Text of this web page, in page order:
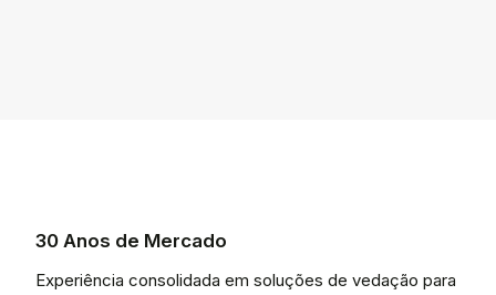
30 Anos de Mercado
Experiência consolidada em soluções de vedação para